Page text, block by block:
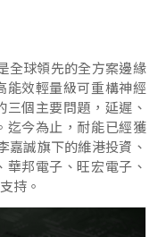
全球領先的全方案邊緣
能效輕量級可重構神經
個主要問題，延遲、
迄今為止，耐能已經獲
嘉誠旗下的維港投資、
邦電子、旺宏電子、
持。